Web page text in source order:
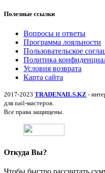
Полезные ссылки
Вопросы и ответы
Программа лояльности
Пользовательское
Политика
Условия возврата
Карта сайта
2017-2023 TRADENAILS.KZ -
для nail-мастеров.
Все права защищены.
Откуда Вы?